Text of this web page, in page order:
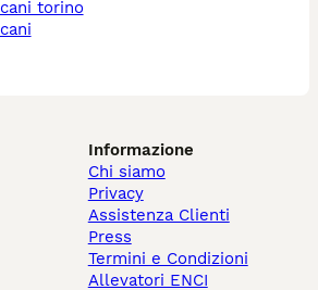
torino
Informazione
Chi siamo
Privacy
Assistenza Clienti
Press
Termini e Condizioni
Allevatori ENCI